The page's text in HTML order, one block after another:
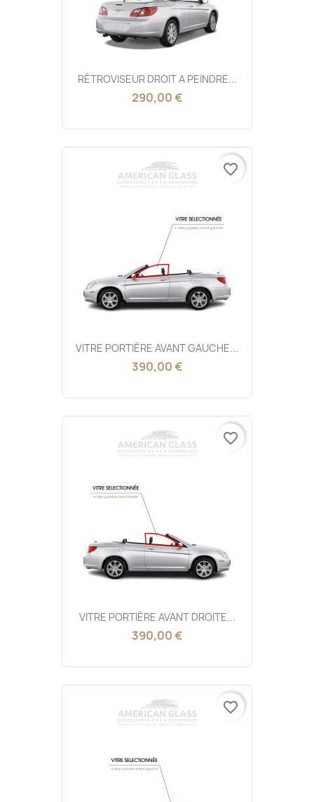
RÉTROVISEUR DROIT A PEINDRE...
290,00 €
VITRE PORTIÈRE AVANT GAUCHE...
390,00 €
favorite_border
VITRE PORTIÈRE AVANT DROITE...
390,00 €
favorite_border
favorite_border